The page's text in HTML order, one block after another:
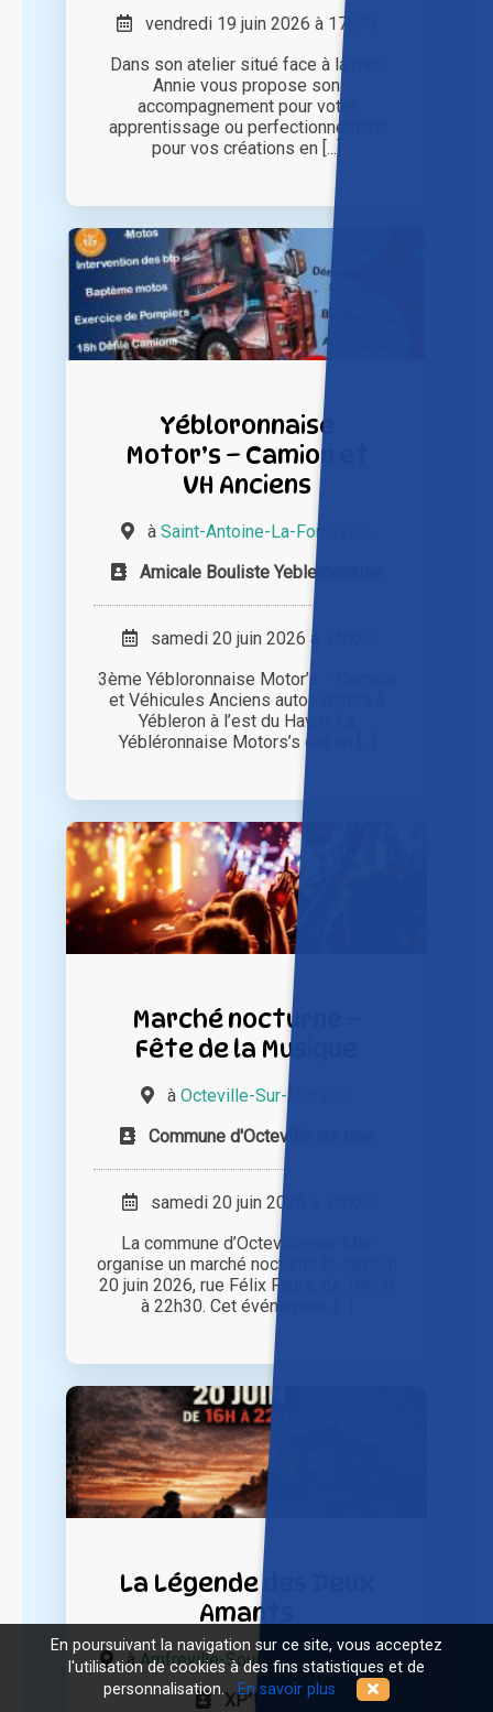
vendredi 19 juin 2026 à 17h00
Dans son atelier situé face à la mer,
Annie vous propose son
accompagnement pour votre
apprentissage ou perfectionnement
pour vos créations en [...]
Yébloronnaise
Motor’s – Camion et
VH Anciens
à Saint-Antoine-La-Forêt (76)
Amicale Bouliste Yebleronnaise
samedi 20 juin 2026 à 14h00
3ème Yébloronnaise Motor’s – Camion
et Véhicules Anciens autos motos à
Yébleron à l’est du Havre. La
Yébléronnaise Motors’s est un [...]
Marché nocturne –
Fête de la Musique
à Octeville-Sur-Mer (76)
Commune d'Octeville sur mer
samedi 20 juin 2026 à 18h00
La commune d’Octeville-sur-Mer
organise un marché nocturne le samedi
20 juin 2026, rue Félix Faure, de 18h00
à 22h30. Cet événement, [...]
La Légende des Deux
Amants
àAmfreville-Sous-Les-Monts (27)
XP'TRAIL
En poursuivant la navigation sur ce site, vous acceptez
l'utilisation de cookies à des fins statistiques et de
personnalisation.En savoir plus